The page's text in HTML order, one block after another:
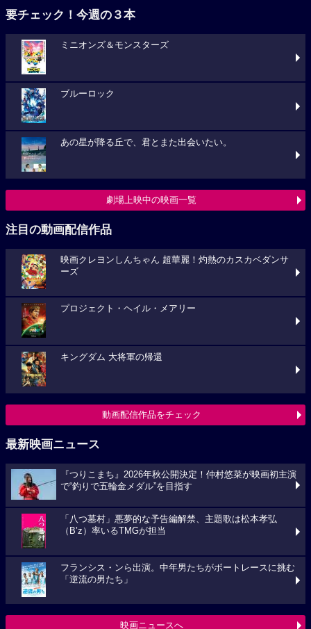
要チェック！今週の３本
ミニオンズ＆モンスターズ
ブルーロック
あの星が降る丘で、君とまた出会いたい。
劇場上映中の映画一覧
注目の動画配信作品
映画クレヨンしんちゃん 超華麗！灼熱のカスカベダンサ
ーズ
プロジェクト・ヘイル・メアリー
キングダム 大将軍の帰還
動画配信作品をチェック
最新映画ニュース
『つりこまち』2026年秋公開決定！仲村悠菜が映画初主演
で“釣りで五輪金メダル”を目指す
「八つ墓村」悪夢的な予告編解禁、主題歌は松本孝弘
（B’z）率いるTMGが担当
フランシス・ンら出演。中年男たちがボートレースに挑む
「逆流の男たち」
映画ニュースへ